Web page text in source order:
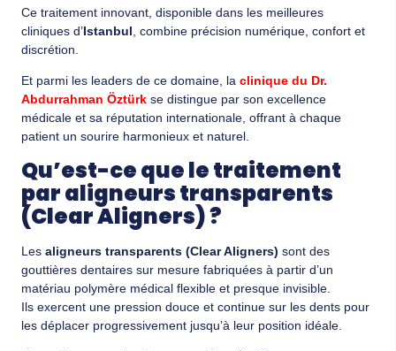
Ce traitement innovant, disponible dans les meilleures
cliniques d’Istanbul , combine précision numérique, confort et
discrétion.
Et parmi les leaders de ce domaine, la clinique du Dr.
Abdurrahman Öztürk se distingue par son excellence
médicale et sa réputation internationale, offrant à chaque
patient un sourire harmonieux et naturel.
Qu’est-ce que le traitement
par aligneurs transparents
(Clear Aligners) ?
Les aligneurs transparents (Clear Aligners) sont des
gouttières dentaires sur mesure fabriquées à partir d’un
matériau polymère médical flexible et presque invisible.
Ils exercent une pression douce et continue sur les dents pour
les déplacer progressivement jusqu’à leur position idéale.